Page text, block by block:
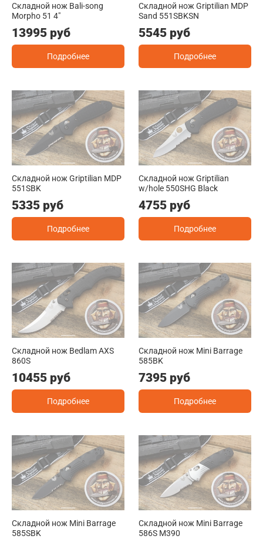
Складной нож Bali-song
Morpho 51 4"
13995 руб
Подробнее
Складной нож Griptilian MDP
Sand 551SBKSN
5545 руб
Подробнее
Складной нож Griptilian MDP
551SBK
5335 руб
Подробнее
Складной нож Griptilian
w/hole 550SHG Black
4755 руб
Подробнее
Складной нож Bedlam AXS
860S
10455 руб
Подробнее
Складной нож Mini Barrage
585BK
7395 руб
Подробнее
Складной нож Mini Barrage
585SBK
Складной нож Mini Barrage
586S M390